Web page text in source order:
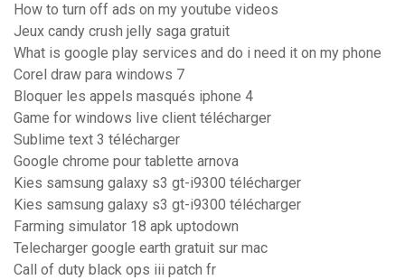
How to turn off ads on my youtube videos
Jeux candy crush jelly saga gratuit
What is google play services and do i need it on my phone
Corel draw para windows 7
Bloquer les appels masqués iphone 4
Game for windows live client télécharger
Sublime text 3 télécharger
Google chrome pour tablette arnova
Kies samsung galaxy s3 gt-i9300 télécharger
Kies samsung galaxy s3 gt-i9300 télécharger
Farming simulator 18 apk uptodown
Telecharger google earth gratuit sur mac
Call of duty black ops iii patch fr